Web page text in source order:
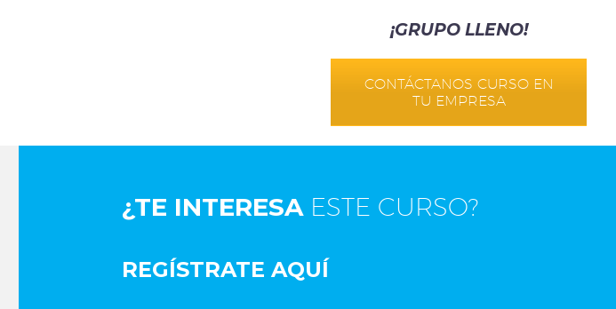
¡GRUPO LLENO!
CONTÁCTANOS CURSO EN
TU EMPRESA
¿TE INTERESAESTE CURSO?
REGÍSTRATE AQUÍ